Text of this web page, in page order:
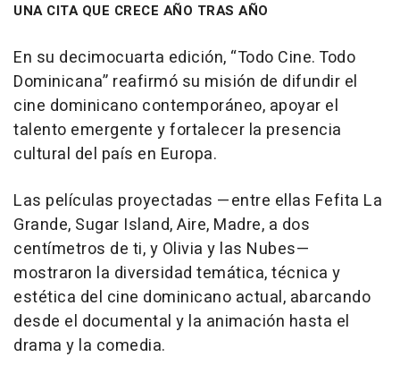
UNA CITA QUE CRECE AÑO TRAS AÑO
En su decimocuarta edición, “Todo Cine. Todo
Dominicana” reafirmó su misión de difundir el
cine dominicano contemporáneo, apoyar el
talento emergente y fortalecer la presencia
cultural del país en Europa.
Las películas proyectadas —entre ellas Fefita La
Grande, Sugar Island, Aire, Madre, a dos
centímetros de ti, y Olivia y las Nubes—
mostraron la diversidad temática, técnica y
estética del cine dominicano actual, abarcando
desde el documental y la animación hasta el
drama y la comedia.